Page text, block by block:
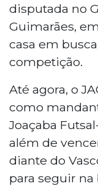
disputada no
Guimarães,
casa em
competição.
Até agora, o
como
Joaçaba
além de
diante do
para seguir na